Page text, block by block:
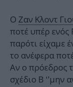
Ο Ζαν Κλοντ
ποτέ υπέρ ενός
παρότι είχαμε
το ανέφερα
Aν ο πρόεδρος
σχέδιο Β ‘’μην